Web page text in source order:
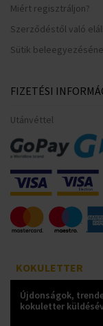
Miért regisztráljon?
Szerződéstől való
Sütik
FIZETÉSI
Utánvéttel
KOKULETTER
Újdonságok,
kokuletter